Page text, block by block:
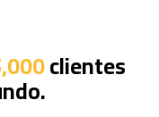
clientes